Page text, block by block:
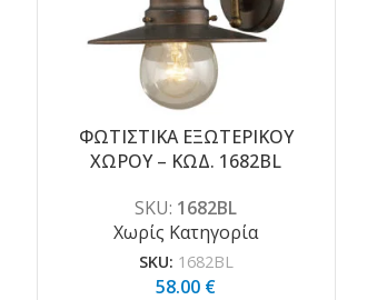
ΦΩΤΙΣΤΙΚΑ ΕΞΩΤΕΡΙΚΟΥ
ΧΩΡΟΥ – ΚΩΔ. 1682BL
SKU: 1682BL
Χωρίς Κατηγορία
SKU: 1682BL
58.00 €